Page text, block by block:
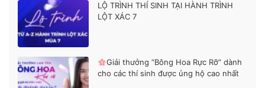
LỘ TRÌNH THÍ SINH TẠI HÀNH TRÌNH
LỘT XÁC 7
Giải thưởng “Bông Hoa Rực Rỡ” dành
cho các thí sinh được ủng hộ cao nhất